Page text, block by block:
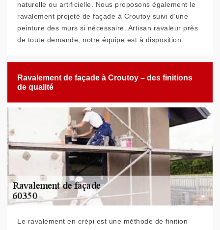
naturelle ou artificielle. Nous proposons également le
ravalement projeté de façade à Croutoy suivi d’une
peinture des murs si nécessaire. Artisan ravaleur près
de toute demande, notre équipe est à disposition.
Ravalement de façade à Croutoy – des finitions
de qualité
Le ravalement en crépi est une méthode de finition